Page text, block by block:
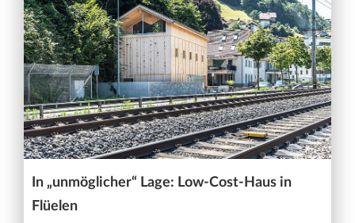
In „unmöglicher“ Lage: Low-Cost-Haus in
Flüelen